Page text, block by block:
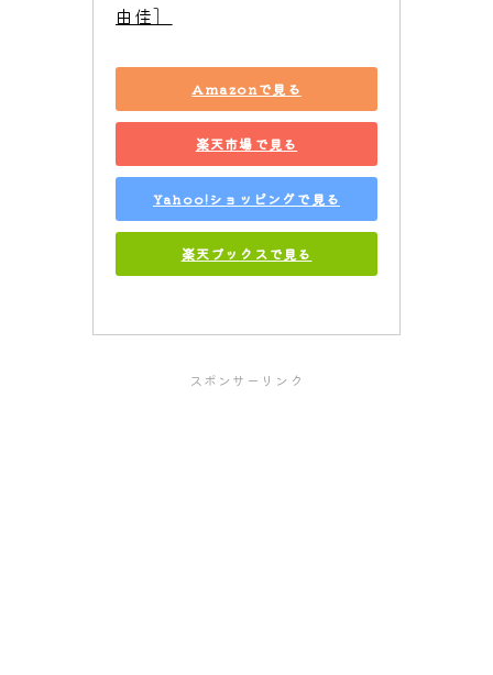
由佳］
Amazonで見る
楽天市場で見る
Yahoo!ショッピングで見る
楽天ブックスで見る
スポンサーリンク